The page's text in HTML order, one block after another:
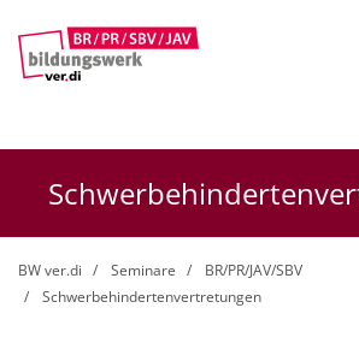
BW ver.di Seminare
BR/PR/JAV/SBV
Schwerbehindertenvertretungen